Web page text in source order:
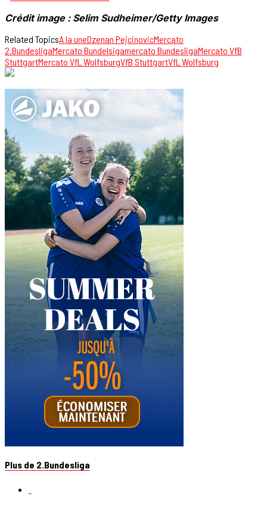
Crédit image : Selim Sudheimer/Getty Images
Related TopicsA la uneDzenan PejcinovicMercato
2.BundesligaMercato Bundelsigamercato BundesligaMercato VfB
StuttgartMercato VfL WolfsburgVfB StuttgartVfL Wolfsburg
Plus de 2.Bundesliga